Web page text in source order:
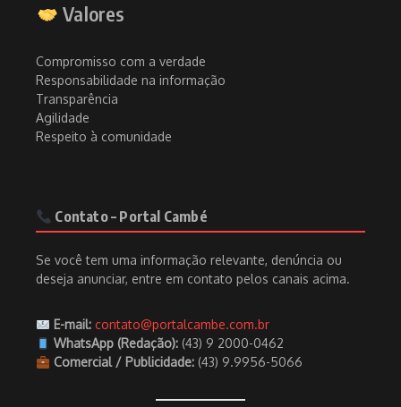
Valores
Compromisso com a verdade
Responsabilidade na informação
Transparência
Agilidade
Respeito à comunidade
Contato – Portal Cambé
Se você tem uma informação relevante, denúncia ou
deseja anunciar, entre em contato pelos canais acima.
E-mail: contato@portalcambe.com.br
WhatsApp (Redação):(43) 9 2000-0462
Comercial / Publicidade:(43) 9.9956-5066